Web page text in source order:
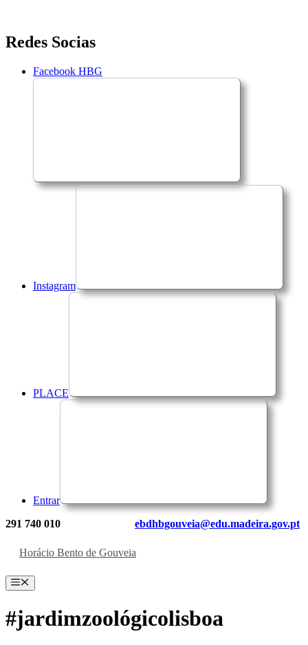
Saltar
para
conteúdo
Redes Socias
Facebook HBG
Instagram
PLACE
Entrar
291 740 010 ebdhbgouveia@edu.madeira.gov.pt
Horácio Bento de Gouveia
Menu
#jardimzoológicolisboa